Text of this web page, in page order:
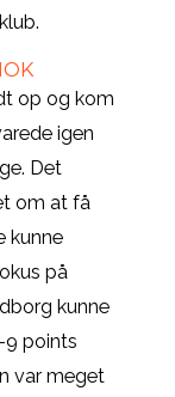
op og kom
igen
Det
om at få
kunne
på
kunne
9 points
var meget